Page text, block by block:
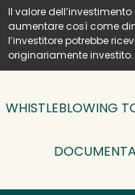
Il valore
aumentare così come
l’investitore potrebbe
originariamente investito.
WHISTLEBLOWING